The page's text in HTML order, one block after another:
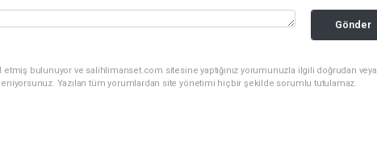
Gönder
etmiş bulunuyor ve salihlimanset.com sitesine yaptığınız yorumunuzla ilgili doğrudan veya
Yazılan tüm yorumlardan site yönetimi hiçbir şekilde sorumlu tutulamaz.